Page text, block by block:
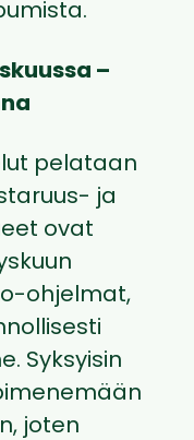
–
pelataan
ja
ovat
ohjelmat,
Syksyisin
joten